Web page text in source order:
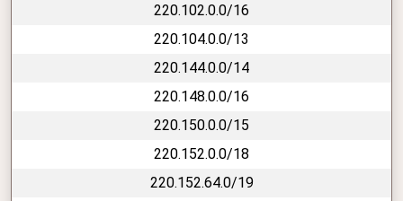
220.102.0.0/16
220.104.0.0/13
220.144.0.0/14
220.148.0.0/16
220.150.0.0/15
220.152.0.0/18
220.152.64.0/19